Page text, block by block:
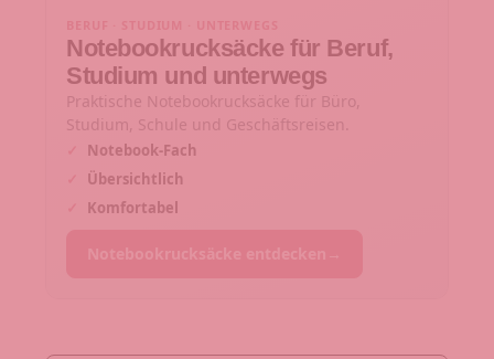
Notebookrucksäcke für Beruf,
Studium und unterwegs
Praktische Notebookrucksäcke für Büro,
Studium, Schule und Geschäftsreisen.
Notebook-Fach
Übersichtlich
Komfortabel